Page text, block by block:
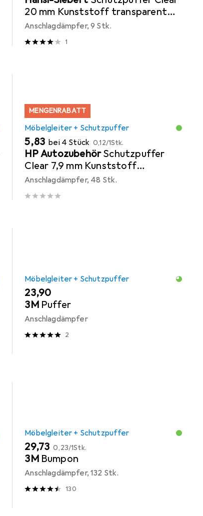
20 mm Kunststoff transparent
Koni selbstklebend
Anschlagdämpfer, 9 Stk.
1
MENGENRABATT
Möbelgleiter + Schutzpuffer
EUR
5,83 bei 4 Stück EUR
0,12/1Stk.
HP AutozubehörSchutzpuffer
Clear 7,9 mm Kunststoff
transparent Linse selbstklebend
Anschlagdämpfer, 48 Stk.
Möbelgleiter + Schutzpuffer
EUR
23,90
3M Puffer
Anschlagdämpfer
2
Möbelgleiter + Schutzpuffer
EUR
29,73 EUR
0,23/1Stk.
3M Bumpon
Anschlagdämpfer, 132 Stk.
130